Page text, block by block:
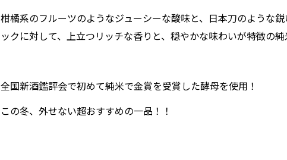
柑橘系のフルーツのようなジューシーな酸味と、日本刀のような
ックに対して、上立つリッチな香りと、穏やかな味わいが特徴の純
全国新酒鑑評会で初めて純米で金賞を受賞した酵母を使用！
この冬、外せない超おすすめの一品！！